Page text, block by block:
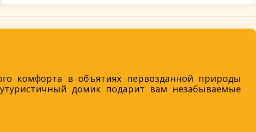
комфорта в объятиях первозданной природы
домик подарит вам незабываемые